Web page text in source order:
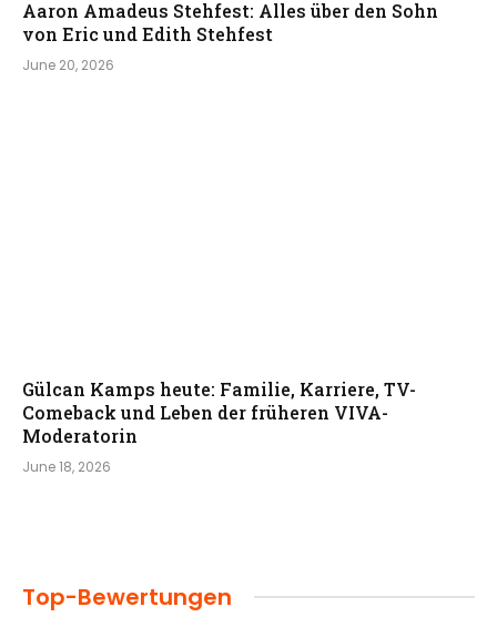
Aaron Amadeus Stehfest: Alles über den Sohn
von Eric und Edith Stehfest
June 20, 2026
Gülcan Kamps heute: Familie, Karriere, TV-
Comeback und Leben der früheren VIVA-
Moderatorin
June 18, 2026
Top-Bewertungen